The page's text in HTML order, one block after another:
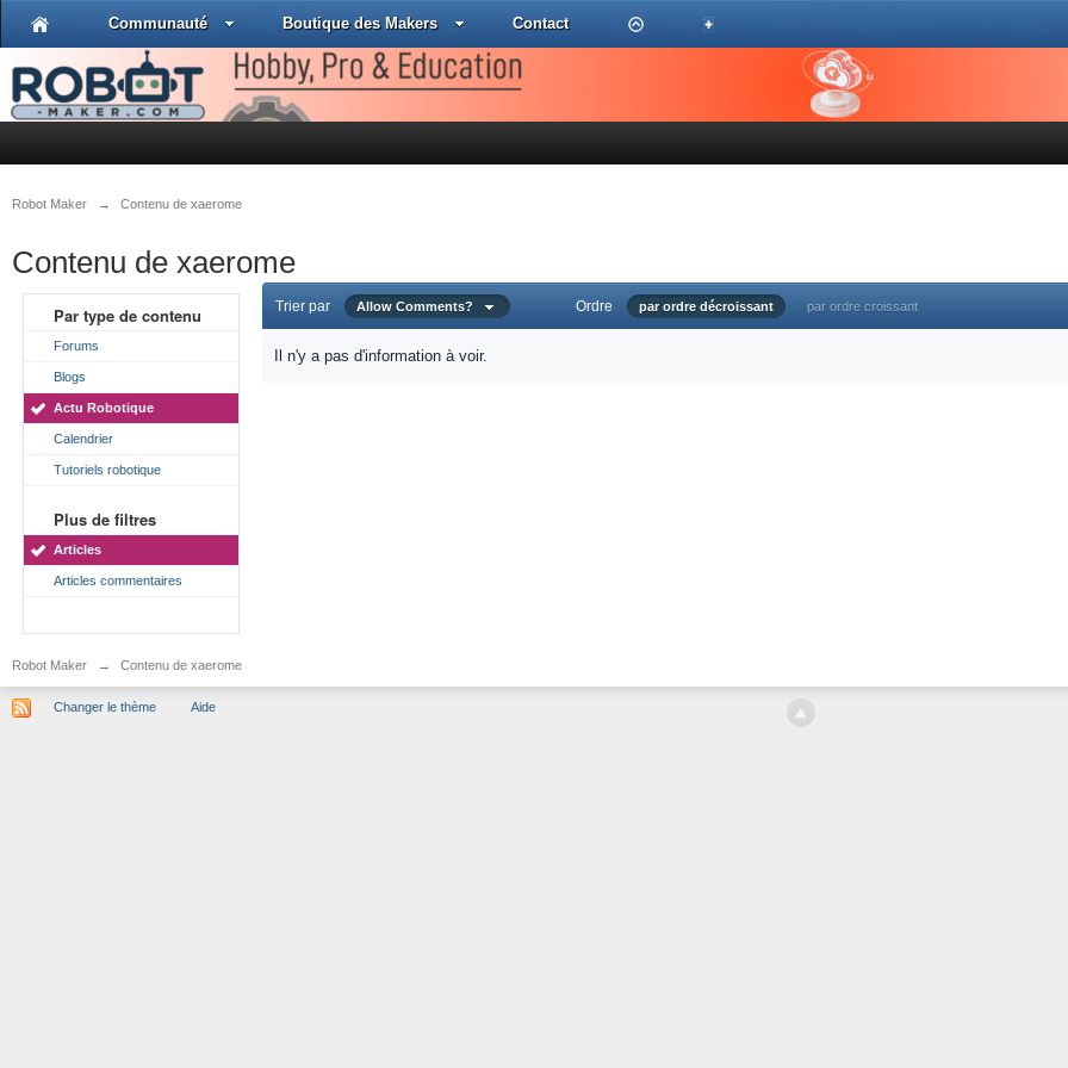
Communauté Boutique des Makers Contact
Robot Maker → Contenu de xaerome
Contenu de xaerome
Par type de contenu
Forums
Blogs
Actu Robotique
Calendrier
Tutoriels robotique
Plus de filtres
Articles
Articles commentaires
Trier par Allow Comments? Ordre par ordre décroissant par ordre croissant
Il n'y a pas d'information à voir.
Robot Maker → Contenu de xaerome
Changer le thème Aide